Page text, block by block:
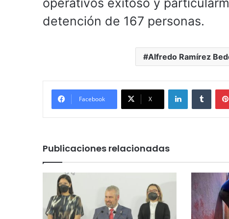
operativos exitoso y
detención de 167 personas.
Alfredo Ramírez
Facebook X
LinkedIn
Publicaciones relacionadas